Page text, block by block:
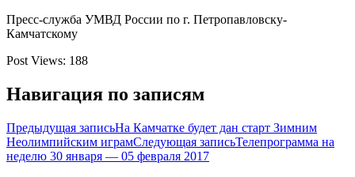
Пресс-служба УМВД России по г. Петропавловску-
Камчатскому
Post Views: 188
Навигация по записям
Предыдущая записьНа Камчатке будет дан старт Зимним
Неолимпийским играмСледующая записьТелепрограмма на
неделю 30 января — 05 февраля 2017